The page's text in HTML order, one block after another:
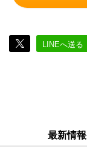
LINEへ送る
最新情